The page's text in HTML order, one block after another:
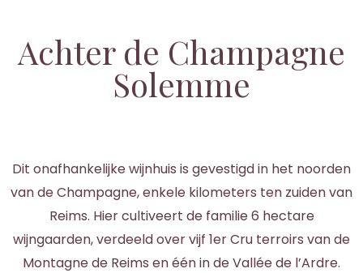
Achter de Champagne
Solemme
Dit onafhankelijke wijnhuis is gevestigd in het noorden
van de Champagne, enkele kilometers ten zuiden van
Reims. Hier cultiveert de familie 6 hectare
wijngaarden, verdeeld over vijf 1er Cru terroirs van de
Montagne de Reims en één in de Vallée de l’Ardre.